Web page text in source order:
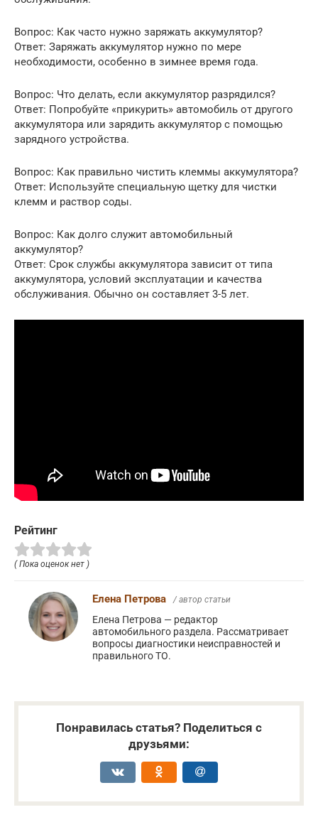
Вопрос: Как часто нужно заряжать аккумулятор?
Ответ: Заряжать аккумулятор нужно по мере
необходимости, особенно в зимнее время года.
Вопрос: Что делать, если аккумулятор разрядился?
Ответ: Попробуйте «прикурить» автомобиль от другого
аккумулятора или зарядить аккумулятор с помощью
зарядного устройства.
Вопрос: Как правильно чистить клеммы аккумулятора?
Ответ: Используйте специальную щетку для чистки
клемм и раствор соды.
Вопрос: Как долго служит автомобильный
аккумулятор?
Ответ: Срок службы аккумулятора зависит от типа
аккумулятора, условий эксплуатации и качества
обслуживания. Обычно он составляет 3-5 лет.
Рейтинг
( Пока оценок нет )
Елена Петрова / автор статьи
Елена Петрова — редактор
автомобильного раздела. Рассматривает
вопросы диагностики неисправностей и
правильного ТО.
Понравилась статья? Поделиться с
друзьями: